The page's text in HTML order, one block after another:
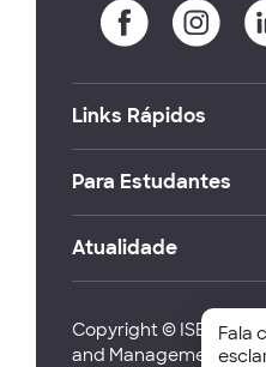
Links Rápidos
Para Estudantes
Atualidade
Copyright © ISEG
and Management
Fala